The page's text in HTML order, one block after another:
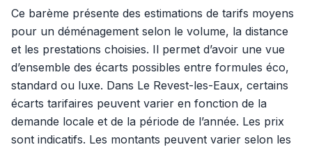
Ce barème présente des estimations de tarifs moyens
pour un déménagement selon le volume, la distance
et les prestations choisies. Il permet d’avoir une vue
d’ensemble des écarts possibles entre formules éco,
standard ou luxe. Dans Le Revest-les-Eaux, certains
écarts tarifaires peuvent varier en fonction de la
demande locale et de la période de l’année. Les prix
sont indicatifs. Les montants peuvent varier selon les